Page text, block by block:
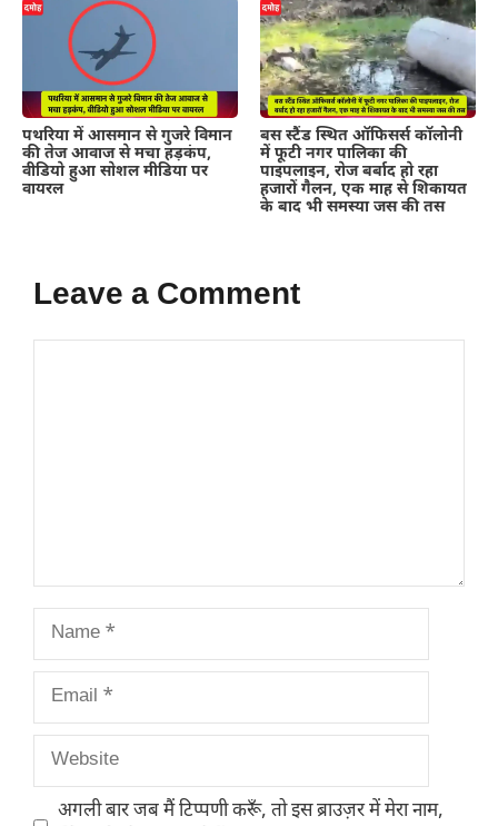
पथरिया में आसमान से गुजरे विमान
की तेज आवाज से मचा हड़कंप,
वीडियो हुआ सोशल मीडिया पर
वायरल
बस स्टैंड स्थित ऑफिसर्स कॉलोनी
में फूटी नगर पालिका की
पाइपलाइन, रोज बर्बाद हो रहा
हजारों गैलन, एक माह से शिकायत
के बाद भी समस्या जस की तस
Leave a Comment
Name
Email
Website
अगली बार जब मैं टिप्पणी करूँ, तो इस ब्राउज़र में मेरा नाम,